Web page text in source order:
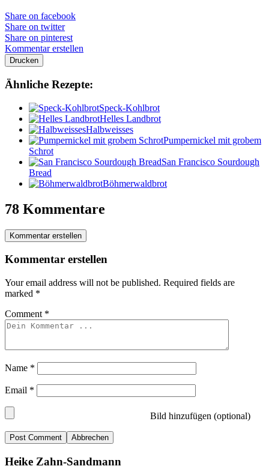
Share on facebook
Share on twitter
Share on pinterest
Kommentar erstellen
Drucken
Ähnliche Rezepte:
Speck-Kohlbrot
Helles Landbrot
Halbweisses
Pumpernickel mit grobem
Schrot
San Francisco Sourdough
Bread
Böhmerwaldbrot
78 Kommentare
Kommentar erstellen
Kommentar erstellen
Your email address will not be published. Required fields are
marked *
Comment *
Name *
Email *
Bild hinzufügen (optional)
Abbrechen
Heike Zahn-Sandmann